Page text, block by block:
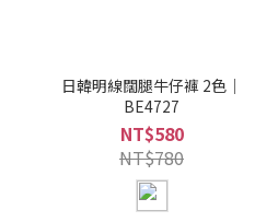
日韓明線闊腿牛仔褲 2色｜
BE4727
NT$580
NT$780